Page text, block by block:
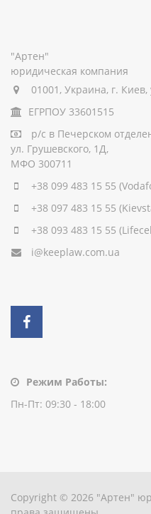
"Артен"
юридическая компания
01001, Украина, г.
ЕГРПОУ 33601515
р/с в Печерском
ул. Грушевского, 1Д,
МФО 300711
+38 099 483 15 55
+38 097 483 15 55
+38 093 483 15 55
i@keeplaw.com.ua
Режим Работы:
Пн-Пт: 09:30 - 18:00
Copyright © 2026 "Артен"